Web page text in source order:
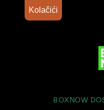
BOXNOW
Kolačići